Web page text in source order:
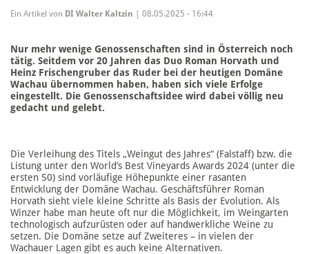
Ein Artikel von DI Walter Kaltzin | 08.05.2025 - 16:44
Nur mehr wenige Genossenschaften sind in Österreich noch
tätig. Seitdem vor 20 Jahren das Duo Roman Horvath und
Heinz Frischengruber das Ruder bei der heutigen Domäne
Wachau übernommen haben, haben sich viele Erfolge
eingestellt. Die Genossenschaftsidee wird dabei völlig neu
gedacht und gelebt.
Die Verleihung des Titels „Weingut des Jahres“ (Falstaff) bzw. die
Listung unter den World’s Best Vineyards Awards 2024 (unter die
ersten 50) sind vorläufige Höhepunkte einer rasanten
Entwicklung der Domäne Wachau. Geschäftsführer Roman
Horvath sieht viele kleine Schritte als Basis der Evolution. Als
Winzer habe man heute oft nur die Möglichkeit, im Weingarten
technologisch aufzurüsten oder auf handwerkliche Weine zu
setzen. Die Domäne setze auf Zweiteres – in vielen der
Wachauer Lagen gibt es auch keine Alternativen.